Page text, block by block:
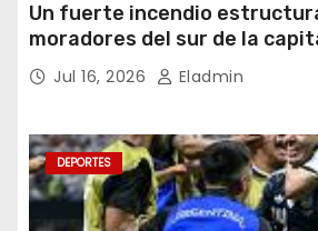
Un fuerte incendio
moradores del sur de la
noche del miércoles 15 de
Jul 16, 2026 Eladmin
DEPORTES